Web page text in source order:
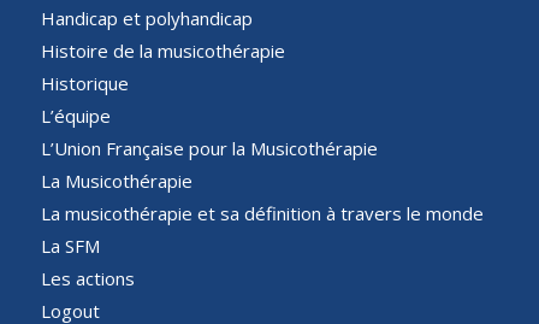
Handicap et polyhandicap
Histoire de la musicothérapie
Historique
L’équipe
L’Union Française pour la Musicothérapie
La Musicothérapie
La musicothérapie et sa définition à travers le monde
La SFM
Les actions
Logout